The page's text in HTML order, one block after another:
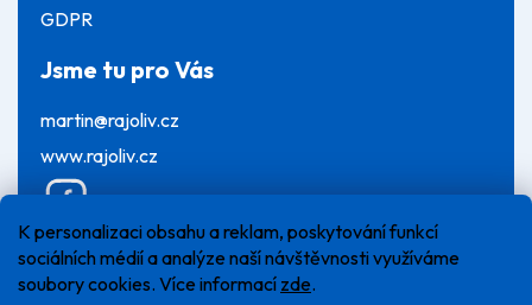
K personalizaci obsahu a reklam, poskytování funkcí
sociálních médií a analýze naší návštěvnosti využíváme
soubory cookies. Více informací zde.
GDPR
Jsme tu pro Vás
martin@rajoliv.cz
www.rajoliv.cz